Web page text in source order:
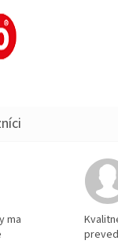
je 5 z 5 hviezdičiek.
ma